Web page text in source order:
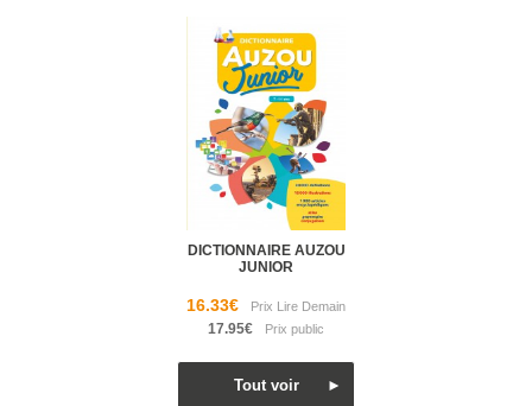
DICTIONNAIRE AUZOU
JUNIOR
16.33€
17.95€